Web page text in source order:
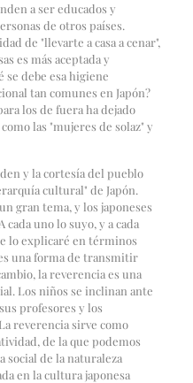
a ser educados y
de otros países.
de "llevarte a casa a cenar",
es más aceptada y
se debe esa higiene
tan comunes en Japón?
los de fuera ha dejado
las "mujeres de solaz" y
y la cortesía del pueblo
cultural" de Japón.
gran tema, y los japoneses
uno lo suyo, y a cada
lo explicaré en términos
una forma de transmitir
la reverencia es una
Los niños se inclinan ante
profesores y los
reverencia sirve como
de la que podemos
social de la naturaleza
en la cultura japonesa